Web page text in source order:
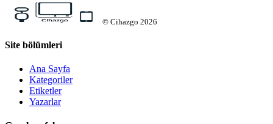
© Cihazgo 2026
Site bölümleri
Ana Sayfa
Kategoriler
Etiketler
Yazarlar